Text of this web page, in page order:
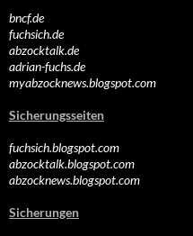
bncf.de
fuchsich.de
abzocktalk.de
adrian-fuchs.de
myabzocknews.blogspot.com
Sicherungsseiten
fuchsich.blogspot.com
abzocktalk.blogspot.com
abzocknews.blogspot.com
Sicherungen